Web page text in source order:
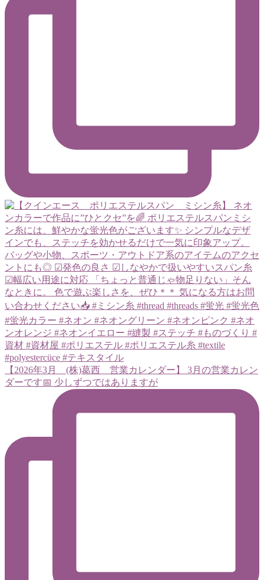
【2026年3月 (株)葛西 営業カレンダー】 3月の営業カレン
ダーです📅 少しずつではありますが